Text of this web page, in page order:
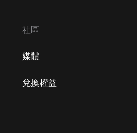
社區
媒體
兌換權益